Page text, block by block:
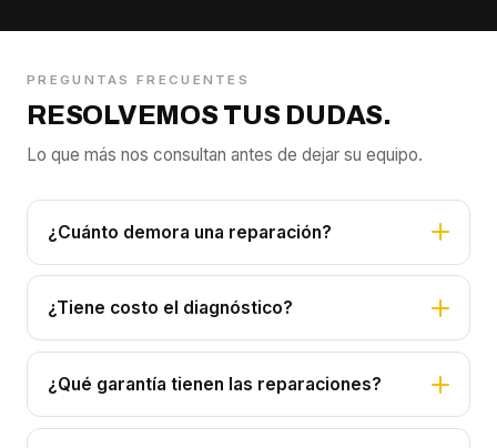
PREGUNTAS FRECUENTES
RESOLVEMOS TUS DUDAS.
Lo que más nos consultan antes de dejar su equipo.
¿Cuánto demora una reparación?
¿Tiene costo el diagnóstico?
¿Qué garantía tienen las reparaciones?